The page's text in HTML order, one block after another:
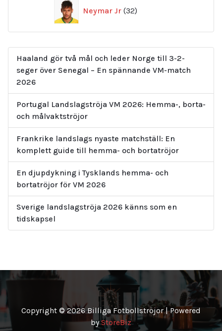
Neymar Jr 32
produkter
Haaland gör två mål och leder Norge till 3-2-
seger över Senegal – En spännande VM-match
2026
Portugal Landslagströja VM 2026: Hemma-, borta-
och målvaktströjor
Frankrike landslags nyaste matchställ: En
komplett guide till hemma- och bortatröjor
En djupdykning i Tysklands hemma- och
bortatröjor för VM 2026
Sverige landslagströja 2026 känns som en
tidskapsel
Copyright © 2026 Billiga Fotbollströjor | Powered
byStoreBiz